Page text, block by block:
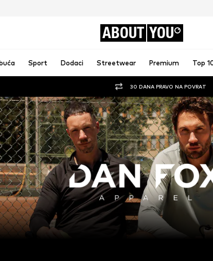
ABOUT YOU
Sport Dodaci Streetwear Premium Top
30 DANA PRAVO NA POVRAT